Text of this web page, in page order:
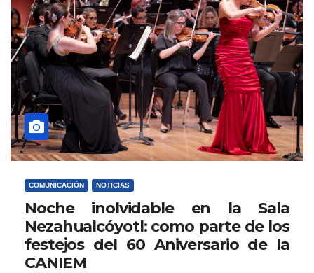
COMUNICACIÓN NOTICIAS
Noche inolvidable en la Sala
Nezahualcóyotl: como parte de los
festejos del 60 Aniversario de la
CANIEM